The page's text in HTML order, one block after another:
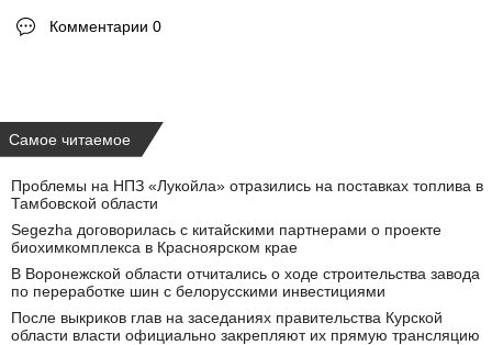
Комментарии 0
Самое читаемое
Проблемы на НПЗ «Лукойла» отразились на поставках топлива в
Тамбовской области
Segezha договорилась с китайскими партнерами о проекте
биохимкомплекса в Красноярском крае
В Воронежской области отчитались о ходе строительства завода
по переработке шин с белорусскими инвестициями
После выкриков глав на заседаниях правительства Курской
области власти официально закрепляют их прямую трансляцию